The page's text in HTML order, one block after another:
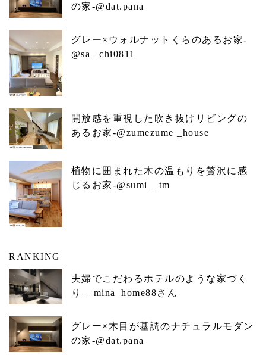
の家-@dat.pana
グレー×ウォルナットくらのあるお家-
@sa _chi0811
開放感を重視した吹き抜けリビングの
あるお家-@zumezume _house
植物に囲まれた木の温もりを贅沢に感
じるお家-@sumi__tm
RANKING
夫婦でこだわるホテルのような家づく
り – mina_home88さん
グレー×木目が基調のナチュラルモダン
の家-@dat.pana